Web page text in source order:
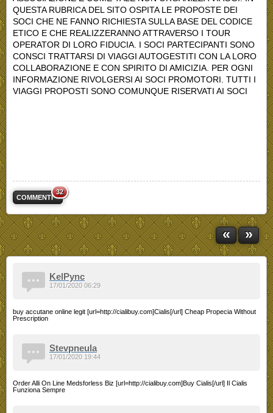
QUESTA RUBRICA DEL SITO OSPITA LE PROPOSTE DEI
SOCI CHE NE FANNO RICHIESTA SULLA BASE DEL CODICE
ETICO E CHE REALIZZERANNO ATTRAVERSO I TOUR
OPERATOR DI LORO FIDUCIA. I SOCI PARTECIPANTI SONO
CONSCI TRATTARSI DI VIAGGI AUTOGESTITI CON LA LORO
COLLABORAZIONE E CON SPIRITO DI AMICIZIA. PER OGNI
INFORMAZIONE RIVOLGERSI AI SOCI PROMOTORI. TUTTI I
VIAGGI PROPOSTI SONO COMUNQUE RISERVATI AI SOCI
COMMENTI
32
« »
KelPync
buy accutane online legit [url=http://cialibuy.com]Cialis[/url] Cheap Propecia Without
Prescription
17/01/2020 06:29
Stevpneula
Order Alli On Line Medsforless Biz [url=http://cialibuy.com]Buy Cialis[/url] Il Cialis
Funziona Sempre
17/01/2020 19:44